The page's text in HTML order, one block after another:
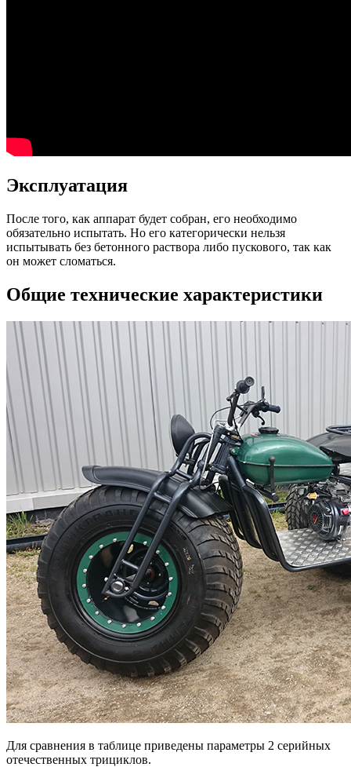
Эксплуатация
После того, как аппарат будет собран, его необходимо
обязательно испытать. Но его категорически нельзя
испытывать без бетонного раствора либо пускового, так как
он может сломаться.
Общие технические характеристики
Для сравнения в таблице приведены параметры 2 серийных
отечественных трициклов.